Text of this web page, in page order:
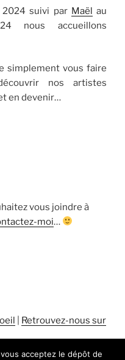
suivi par Maël au
nous accueillons
simplement vous faire
nos artistes
en devenir…
vous joindre à
moi…
Retrouvez-nous sur
acceptez le dépôt de